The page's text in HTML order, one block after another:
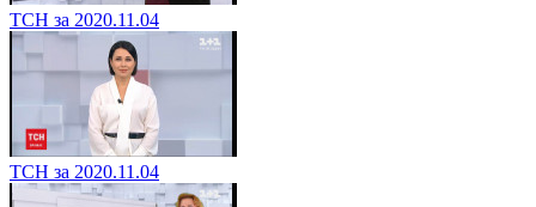
ТСН за 2020.11.04
ТСН за 2020.11.04